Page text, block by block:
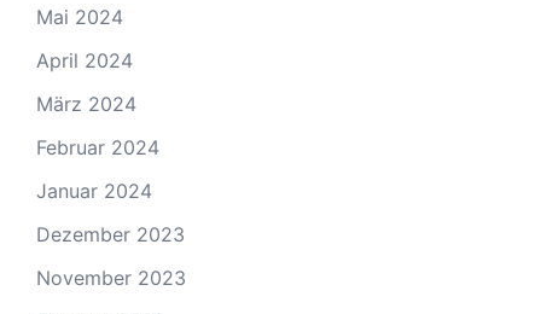
Mai 2024
April 2024
März 2024
Februar 2024
Januar 2024
Dezember 2023
November 2023